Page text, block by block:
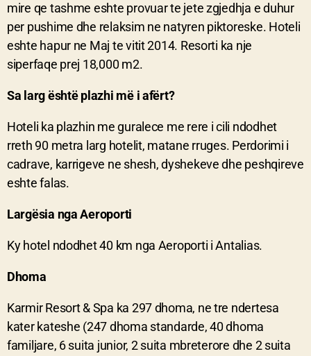
mire qe tashme eshte provuar te jete zgjedhja e duhur
per pushime dhe relaksim ne natyren piktoreske. Hoteli
eshte hapur ne Maj te vitit 2014. Resorti ka nje
siperfaqe prej 18,000 m2.
Sa larg është plazhi më i afërt?
Hoteli ka plazhin me guralece me rere i cili ndodhet
rreth 90 metra larg hotelit, matane rruges. Perdorimi i
cadrave, karrigeve ne shesh, dyshekeve dhe peshqireve
eshte falas.
Largësia nga Aeroporti
Ky hotel ndodhet 40 km nga Aeroporti i Antalias.
Dhoma
Karmir Resort & Spa ka 297 dhoma, ne tre ndertesa
kater kateshe (247 dhoma standarde, 40 dhoma
familjare, 6 suita junior, 2 suita mbreterore dhe 2 suita